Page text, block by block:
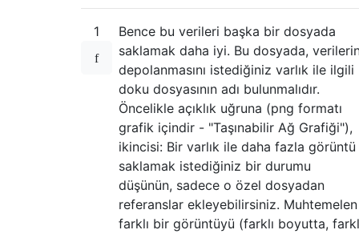
1
Bence bu verileri başka bir dosyada
saklamak daha iyi. Bu dosyada,
depolanmasını istediğiniz varlık ile ilgili
doku dosyasının adı bulunmalıdır.
Öncelikle açıklık uğruna (png formatı
grafik içindir - "Taşınabilir Ağ Grafiği"),
ikincisi: Bir varlık ile daha fazla görüntü
saklamak istediğiniz bir durumu
düşünün, sadece o özel dosyadan
referanslar ekleyebilirsiniz. Muhtemelen
farklı bir görüntüyü (farklı boyutta,